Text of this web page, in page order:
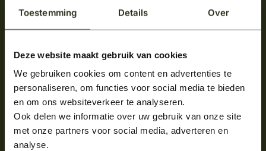
Toestemming Details Over
Deze website maakt gebruik van cookies
We gebruiken cookies om content en advertenties te
personaliseren, om functies voor social media te bieden
en om ons websiteverkeer te analyseren.
Ook delen we informatie over uw gebruik van onze site
met onze partners voor social media, adverteren en
analyse.
Meld je aan en ontvang het laatste nieuws
over onze kempische bouwstijl!
Aanmelden voor de nieuwsbrief